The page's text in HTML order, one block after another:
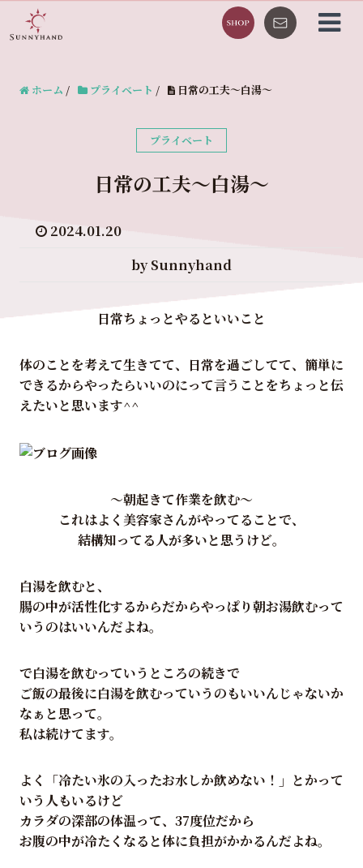
ホーム / プライベート / 日常の工夫～白湯～
プライベート
日常の工夫～白湯～
2024.01.20
by Sunnyhand
日常ちょっとやるといいこと
体のことを考えて生きてて、日常を過ごしてて、簡単に
できるからやったらいいのにって言うことをちょっと伝
えたいと思います^^
～朝起きて作業を飲む～
これはよく美容家さんがやってることで、
結構知ってる人が多いと思うけど。
白湯を飲むと、
腸の中が活性化するからだからやっぱり朝お湯飲むって
いうのはいいんだよね。
で白湯を飲むっていうところの続きで
ご飯の最後に白湯を飲むっていうのもいいんじゃないか
なぁと思って。
私は続けてます。
よく「冷たい氷の入ったお水しか飲めない！」とかって
いう人もいるけど
カラダの深部の体温って、37度位だから
お腹の中が冷たくなると体に負担がかかるんだよね。